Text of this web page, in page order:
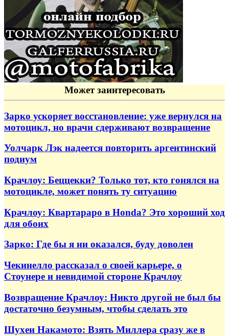
Может заинтересовать
Зарко ускоряет восстановление: уже вернулся на
мотоцикл, но врачи сдерживают возвращение
Уолчарк Лэк надеется повторить аргентинский
подиум
Крачлоу: Беццекки? Только тот, кто гонялся на
мотоцикле, может понять ту ситуацию
Крачлоу: Квартараро в Honda? Это хороший ход
для обоих
Зарко: Где бы я ни оказался, буду доволен
Чекинелло рассказал о своей карьере, о
Стоунере и невидимой стороне Крачлоу
Возвращение Крачлоу: Никто другой не был бы
достаточно безумным, чтобы сделать это
Шухеи Накамото: Взять Миллера сразу же в